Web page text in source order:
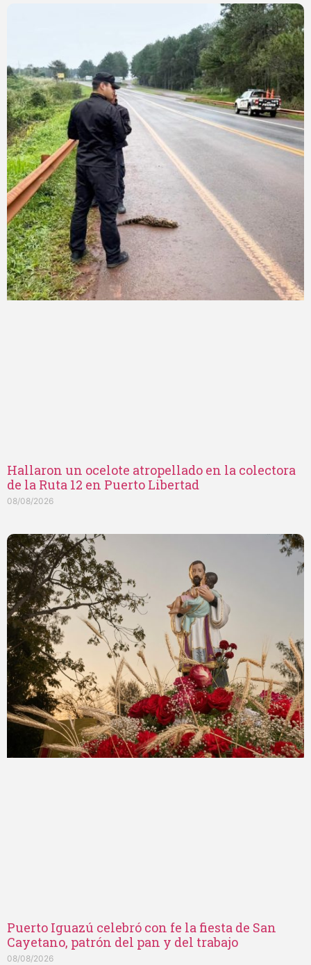
Hallaron un ocelote atropellado en la colectora
de la Ruta 12 en Puerto Libertad
08/08/2026
Puerto Iguazú celebró con fe la fiesta de San
Cayetano, patrón del pan y del trabajo
08/08/2026